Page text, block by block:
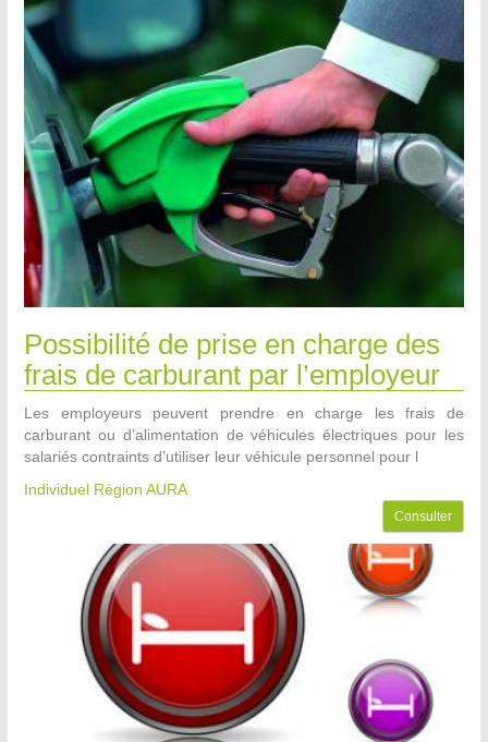
Possibilité de prise en charge des
frais de carburant par l’employeur
Les employeurs peuvent prendre en charge les frais de
carburant ou d’alimentation de véhicules électriques pour les
salariés contraints d’utiliser leur véhicule personnel pour l
Individuel Région AURA
Consulter